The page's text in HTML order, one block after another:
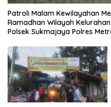
Patroli Malam Kewilayahan
Ramadhan Wilayah
Polsek Sukmajaya Polres